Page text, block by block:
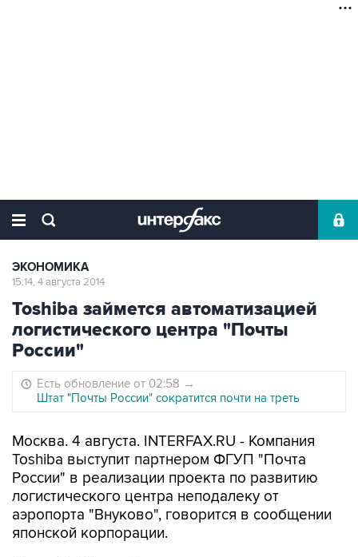
ЭКОНОМИКА
15:14, 4 августа 2014
Toshiba займется автоматизацией
логистического центра "Почты
России"
Есть обновление от 02:58 →
Штат "Почты России" сократится почти на треть
Москва. 4 августа. INTERFAX.RU - Компания
Toshiba выступит партнером ФГУП "Почта
России" в реализации проекта по развитию
логистического центра неподалеку от
аэропорта "Внуково", говорится в сообщении
японской корпорации.